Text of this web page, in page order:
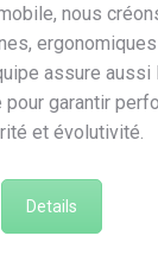
nous
assure
pour garantir
et évolutivité.
Details